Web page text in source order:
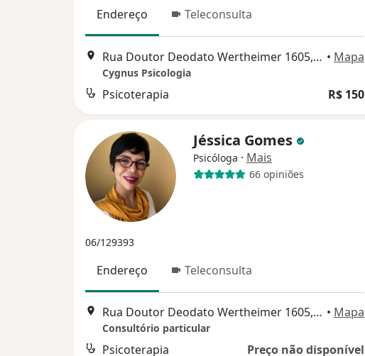
Endereço Teleconsulta
Rua Doutor Deodato Wertheimer 1605, Mogi das Cruzes • Mapa
Cygnus Psicologia
Psicoterapia R$ 150
Jéssica Gomes
Psicóloga · Mais
66 opiniões
06/129393
Endereço Teleconsulta
Rua Doutor Deodato Wertheimer 1605, Mogi das Cruzes • Mapa
Consultório particular
Psicoterapia Preço não disponível